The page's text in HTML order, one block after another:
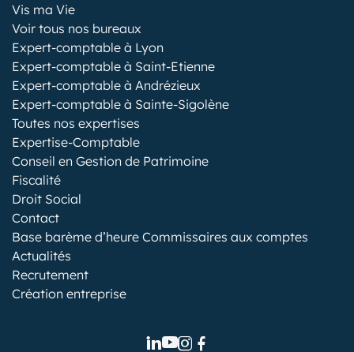
Vis ma Vie
Voir tous nos bureaux
Expert-comptable à Lyon
Expert-comptable à Saint-Etienne
Expert-comptable à Andrézieux
Expert-comptable à Sainte-Sigolène
Toutes nos expertises
Expertise-Comptable
Conseil en Gestion de Patrimoine
Fiscalité
Droit Social
Contact
Base barème d’heure Commissaires aux comptes
Actualités
Recrutement
Création entreprise